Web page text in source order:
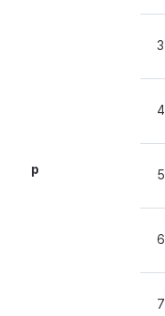
p
3
4
5
6
7